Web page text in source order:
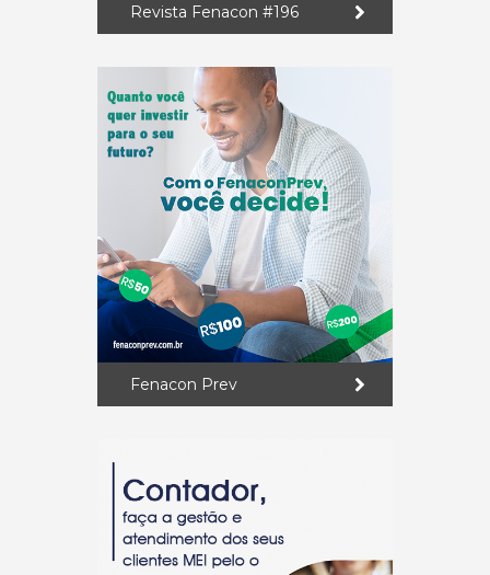
Revista Fenacon #196
Fenacon Prev